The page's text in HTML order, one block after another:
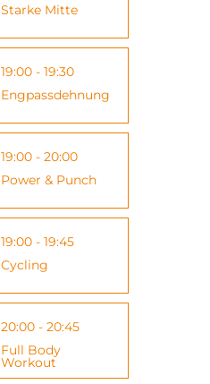
Starke Mitte
19:00 - 19:30
Engpassdehnung
19:00 - 20:00
Power & Punch
19:00 - 19:45
Cycling
20:00 - 20:45
Full Body
Workout